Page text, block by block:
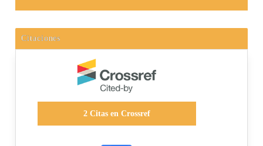
Citaciones
2Citas en Crossref